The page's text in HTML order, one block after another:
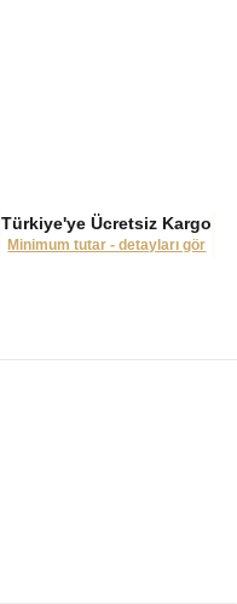
Türkiye'ye Ücretsiz Kargo
Minimum tutar - detayları gör